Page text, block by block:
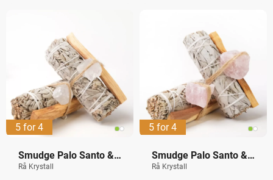
5 for 4
Smudge Palo Santo &
Bergkrystall
Rå Krystall
5 for 4
Smudge Palo Santo &
Rosenkvarts
Rå Krystall